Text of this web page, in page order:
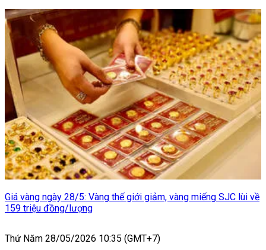
Giá vàng ngày 28/5: Vàng thế giới giảm, vàng miếng SJC lùi về
159 triệu đồng/lượng
Thứ Năm 28/05/2026 10:35 (GMT+7)